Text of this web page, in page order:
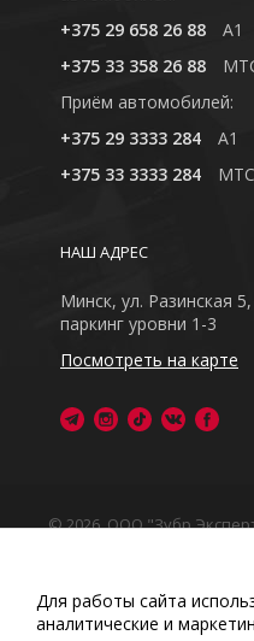
+375 29 658 26 88
A1
+375 33 358 26 88
Приём автомобилей:
+375 29 3333 284
A1
+375 33 3333 284
MTC
НАШ АДРЕС
Минск, ул. Разинская 5,
паркинг уровни 1-3
Посмотреть на карте
© 2026, ООО "Зубр
Обращаем Ваше
сайт носит
Любое использование
Для работы сайта
аналитические и